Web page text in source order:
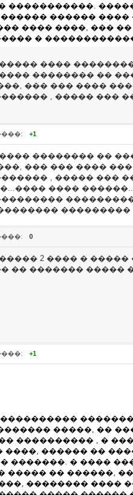
�����������.
������
���� ����, ���
�
����
�������� ��
��� ��� ����
, ����� ���
+1
�������� ��
��� ��� ����
, ����� ���
����
���������
0
2 ���� � �����
�� ������� �����
+1
�����, ��
���������� , �
����, ������ ��
�������. � ����
����� �� ������,
�������� ����